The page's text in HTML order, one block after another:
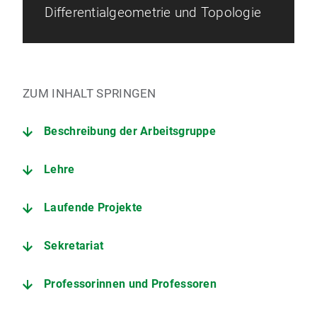
Differentialgeometrie und Topologie
ZUM INHALT SPRINGEN
Beschreibung der Arbeitsgruppe
Lehre
Laufende Projekte
Sekretariat
Professorinnen und Professoren